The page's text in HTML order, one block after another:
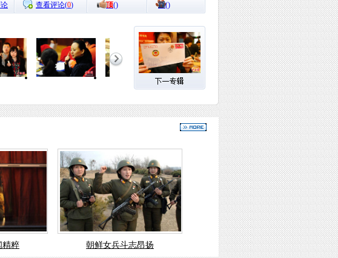
查看评论(0) 顶() 踩()
精粹 朝鲜女兵斗志昂扬